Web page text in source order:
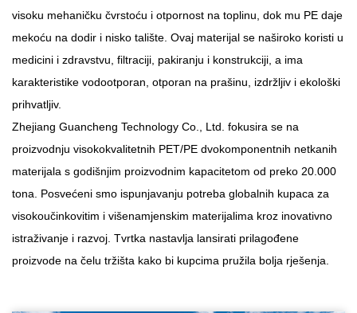
visoku mehaničku čvrstoću i otpornost na toplinu, dok mu PE daje
mekoću na dodir i nisko talište. Ovaj materijal se naširoko koristi u
medicini i zdravstvu, filtraciji, pakiranju i konstrukciji, a ima
karakteristike vodootporan, otporan na prašinu, izdržljiv i ekološki
prihvatljiv.
Zhejiang Guancheng Technology Co., Ltd. fokusira se na
proizvodnju visokokvalitetnih PET/PE dvokomponentnih netkanih
materijala s godišnjim proizvodnim kapacitetom od preko 20.000
tona. Posvećeni smo ispunjavanju potreba globalnih kupaca za
visokoučinkovitim i višenamjenskim materijalima kroz inovativno
istraživanje i razvoj. Tvrtka nastavlja lansirati prilagođene
proizvode na čelu tržišta kako bi kupcima pružila bolja rješenja.